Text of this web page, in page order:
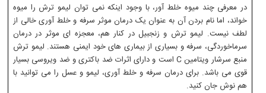
در معرفی چند میوه خلط آور، با وجود اینکه نمی توان لیمو ترش را میوه
خواند، اما نام بردن آن به عنوان یک درمان موثر سرفه و خلط آوری خالی از
لطف نیست. لیمو ترش و زنجبیل در کنار هم، معجزه ای موثر در درمان
سرماخوردگی، سرفه و بسیاری از بیماری های خود ایمنی هستند. لیمو ترش
منبع سرشار ویتامین C است و دارای اثرات ضد باکتری و ضد ویروسی بسیار
قوی می باشد. برای درمان سرفه و خلط آوری، لیمو و عسل را می توانید با
هم نوش جان کنید.